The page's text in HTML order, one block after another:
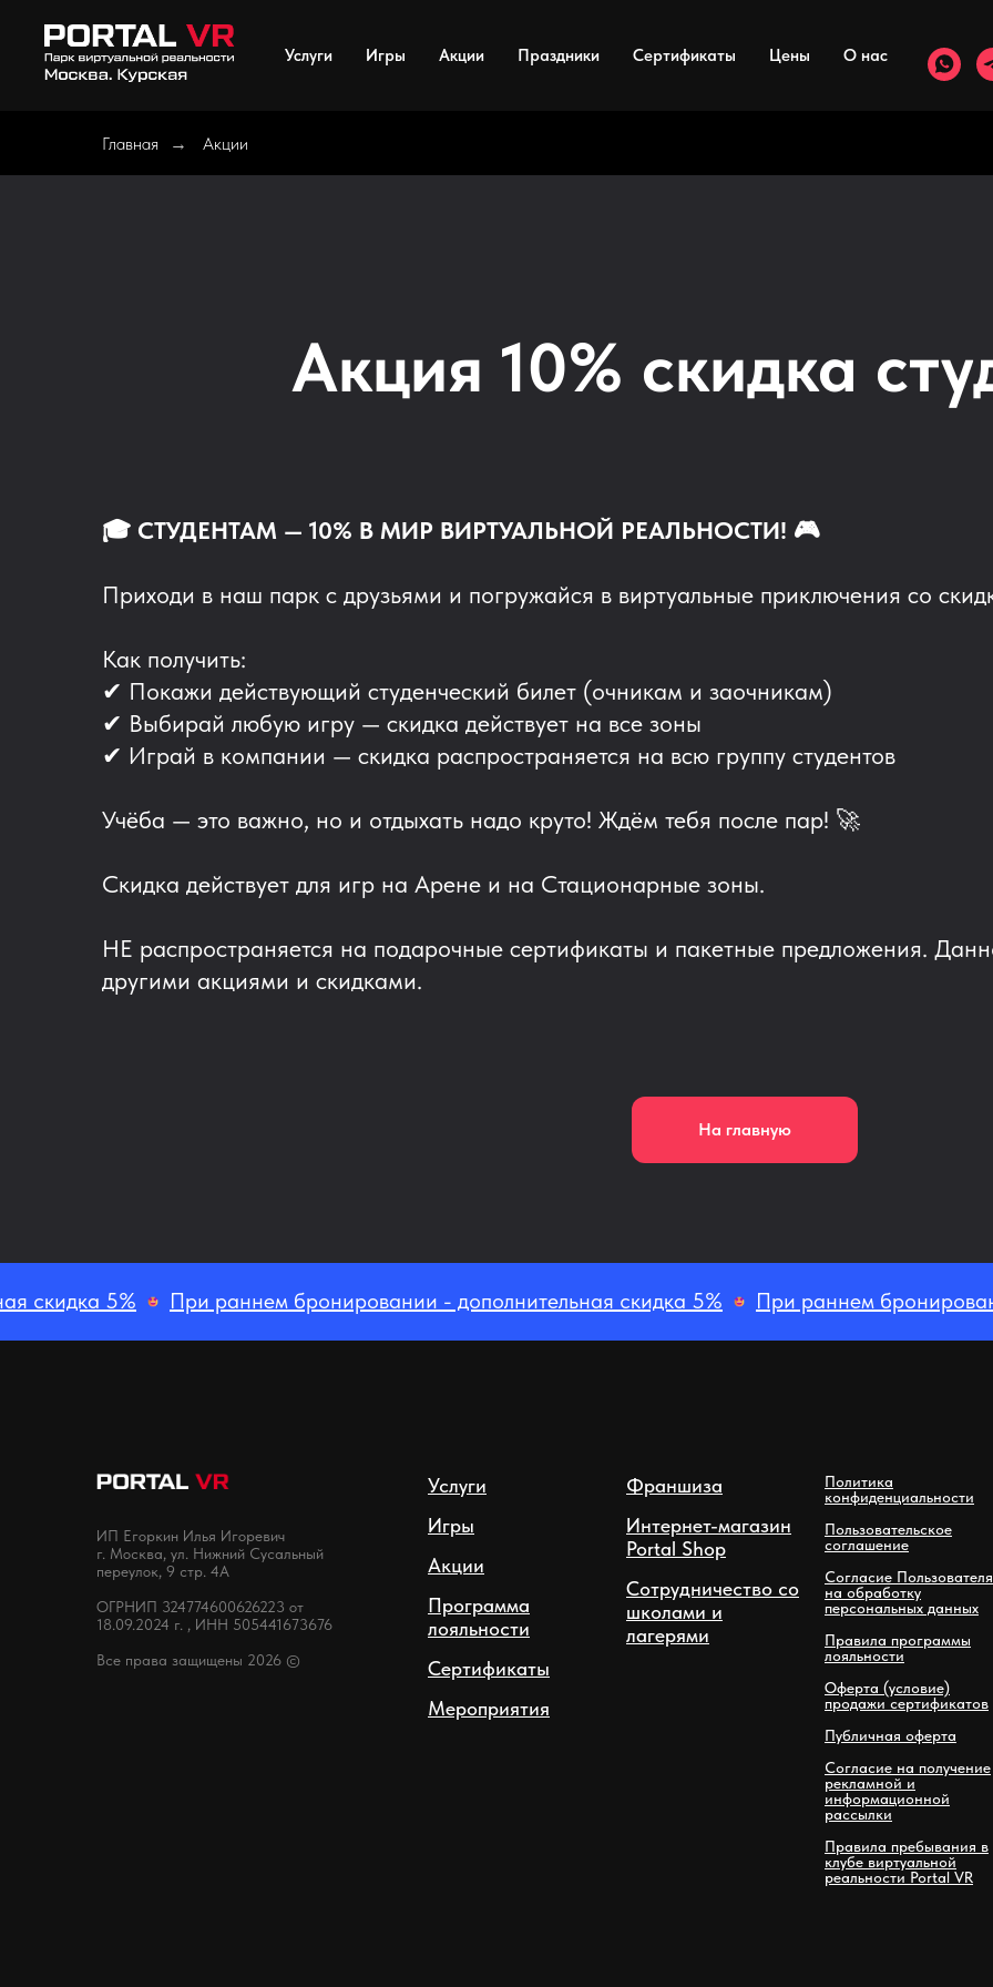
Услуги Игры Акции Праздники Сертификаты Цены О нас
Главная → Акции
Акция 10% скидка
🎓 СТУДЕНТАМ — 10% В МИР ВИРТУАЛЬНОЙ РЕАЛЬНОСТИ! 🎮
Приходи в наш парк с друзьями и погружайся в виртуальные приключения со
Как получить:
✔ Покажи действующий студенческий билет (очникам и заочникам)
✔ Выбирай любую игру — скидка действует на все зоны
✔ Играй в компании — скидка распространяется на всю группу студентов
Учёба — это важно, но и отдыхать надо круто! Ждём тебя после пар! 🚀
Скидка действует для игр на Арене и на Стационарные зоны.
НЕ распространяется на подарочные сертификаты и пакетные предложения.
другими акциями и скидками.
На главную
скидка 5% При раннем бронировании - дополнительная скидка 5% При раннем
ИП Егоркин Илья Игоревич
г. Москва, ул. Нижний Сусальный
переулок, 9 стр. 4А
ОГРНИП 324774600626223 от
18.09.2024 г. , ИНН 505441673676
Все права защищены 2026 ©
Услуги
Игры
Акции
Программа
лояльности
Сертификаты
Мероприятия
Франшиза
Интернет-магазин
Portal Shop
Сотрудничество со
школами и
лагерями
Политика
конфиденциальности
Пользовательское
соглашение
Согласие Пользователя
на обработку
персональных данных
Правила программы
лояльности
Оферта (условие)
продажи сертификатов
Публичная оферта
Согласие на получение
рекламной и
информационной
рассылки
Правила пребывания в
клубе виртуальной
реальности Portal VR